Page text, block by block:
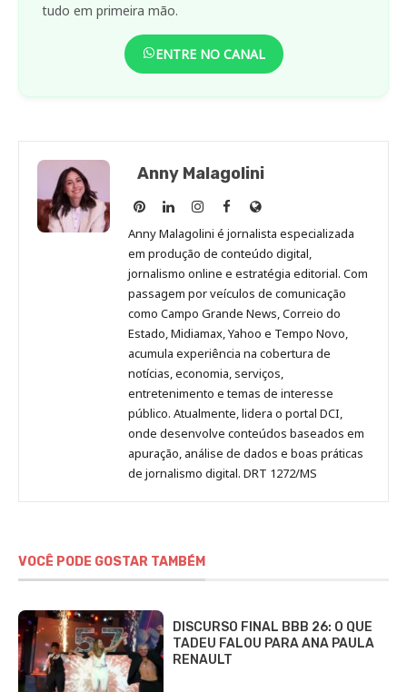
tudo em primeira mão.
ENTRE NO CANAL
Anny Malagolini
Anny
Malagolini
no
Pinterest
Anny
Malagolini
no
LinkedIn
Anny
Malagolini
no
Instagram
Anny
Malagolini
no
Facebook
Site
de
Anny
Malagolini
Anny Malagolini é jornalista especializada
em produção de conteúdo digital,
jornalismo online e estratégia editorial. Com
passagem por veículos de comunicação
como Campo Grande News, Correio do
Estado, Midiamax, Yahoo e Tempo Novo,
acumula experiência na cobertura de
notícias, economia, serviços,
entretenimento e temas de interesse
público. Atualmente, lidera o portal DCI,
onde desenvolve conteúdos baseados em
apuração, análise de dados e boas práticas
de jornalismo digital. DRT 1272/MS
VOCÊ PODE GOSTAR TAMBÉM
DISCURSO FINAL BBB 26: O QUE
TADEU FALOU PARA ANA PAULA
RENAULT